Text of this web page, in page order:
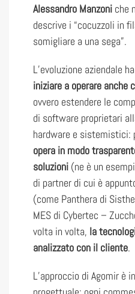
Alessandro Manzoni che
descrive i “cocuzzoli in
somigliare a una sega”.
L’evoluzione aziendale
iniziare a operare
ovvero estendere le
di software proprietari
hardware e sistemistici:
opera in modo
soluzioni (ne è un
di partner di cui è
(come Panthera di
MES di Cybertec –
volta in volta, la
analizzato con il cliente.
L’approccio di Agomir è